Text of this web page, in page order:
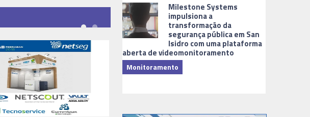
Milestone Systems
impulsiona a
transformação da
segurança pública em San
Isidro com uma plataforma
aberta de videomonitoramento
Monitoramento